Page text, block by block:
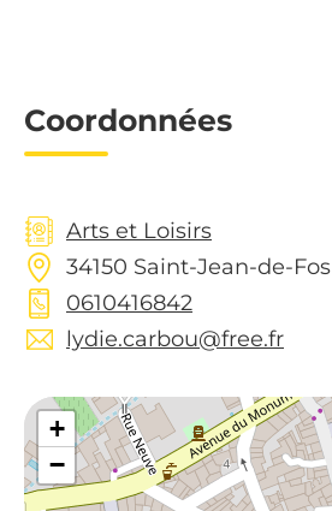
Coordonnées
Arts et Loisirs
34150 Saint-Jean-de-Fos
0610416842
lydie.carbou@free.fr
+
−